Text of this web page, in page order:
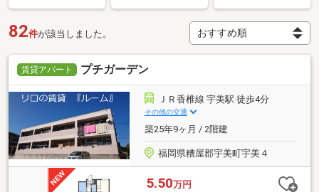
82件が該当しました。
賃貸アパート プチガーデン
ＪＲ香椎線 宇美駅 徒歩4分
その他の交通
築25年9ヶ月 / 2階建
福岡県糟屋郡宇美町宇美４
5.50万円